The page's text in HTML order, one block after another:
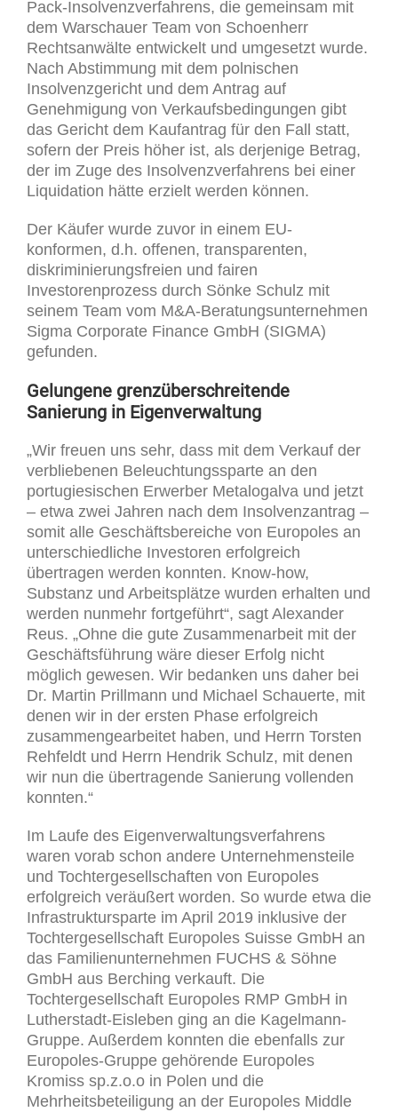
Pack-Insolvenzverfahrens, die gemeinsam mit
dem Warschauer Team von Schoenherr
Rechtsanwälte entwickelt und umgesetzt wurde.
Nach Abstimmung mit dem polnischen
Insolvenzgericht und dem Antrag auf
Genehmigung von Verkaufsbedingungen gibt
das Gericht dem Kaufantrag für den Fall statt,
sofern der Preis höher ist, als derjenige Betrag,
der im Zuge des Insolvenzverfahrens bei einer
Liquidation hätte erzielt werden können.
Der Käufer wurde zuvor in einem EU-
konformen, d.h. offenen, transparenten,
diskriminierungsfreien und fairen
Investorenprozess durch Sönke Schulz mit
seinem Team vom M&A-Beratungsunternehmen
Sigma Corporate Finance GmbH (SIGMA)
gefunden.
Gelungene grenzüberschreitende
Sanierung in Eigenverwaltung
„Wir freuen uns sehr, dass mit dem Verkauf der
verbliebenen Beleuchtungssparte an den
portugiesischen Erwerber Metalogalva und jetzt
– etwa zwei Jahren nach dem Insolvenzantrag –
somit alle Geschäftsbereiche von Europoles an
unterschiedliche Investoren erfolgreich
übertragen werden konnten. Know-how,
Substanz und Arbeitsplätze wurden erhalten und
werden nunmehr fortgeführt“, sagt Alexander
Reus. „Ohne die gute Zusammenarbeit mit der
Geschäftsführung wäre dieser Erfolg nicht
möglich gewesen. Wir bedanken uns daher bei
Dr. Martin Prillmann und Michael Schauerte, mit
denen wir in der ersten Phase erfolgreich
zusammengearbeitet haben, und Herrn Torsten
Rehfeldt und Herrn Hendrik Schulz, mit denen
wir nun die übertragende Sanierung vollenden
konnten.“
Im Laufe des Eigenverwaltungsverfahrens
waren vorab schon andere Unternehmensteile
und Tochtergesellschaften von Europoles
erfolgreich veräußert worden. So wurde etwa die
Infrastruktursparte im April 2019 inklusive der
Tochtergesellschaft Europoles Suisse GmbH an
das Familienunternehmen FUCHS & Söhne
GmbH aus Berching verkauft. Die
Tochtergesellschaft Europoles RMP GmbH in
Lutherstadt-Eisleben ging an die Kagelmann-
Gruppe. Außerdem konnten die ebenfalls zur
Europoles-Gruppe gehörende Europoles
Kromiss sp.z.o.o in Polen und die
Mehrheitsbeteiligung an der Europoles Middle